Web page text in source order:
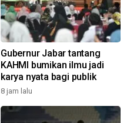
Gubernur Jabar tantang
KAHMI bumikan ilmu jadi
karya nyata bagi publik
8 jam lalu